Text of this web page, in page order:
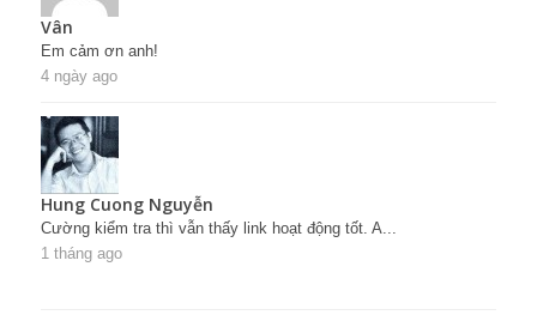
Vân
Em cảm ơn anh!
4 ngày ago
Hung Cuong Nguyễn
Cường kiểm tra thì vẫn thấy link hoạt động tốt. A...
1 tháng ago